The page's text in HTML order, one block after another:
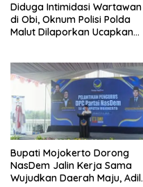
Diduga Intimidasi Wartawan
di Obi, Oknum Polisi Polda
Malut Dilaporkan Ucapkan
Bupati Mojokerto Dorong
NasDem Jalin Kerja Sama
Wujudkan Daerah Maju, Adil,